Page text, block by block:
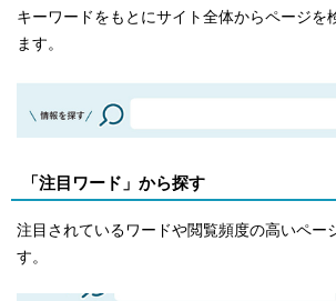
キーワードをもとにサイト全体からページを
ます。
「注目ワード」から探す
注目されているワードや閲覧頻度の高いペー
す。